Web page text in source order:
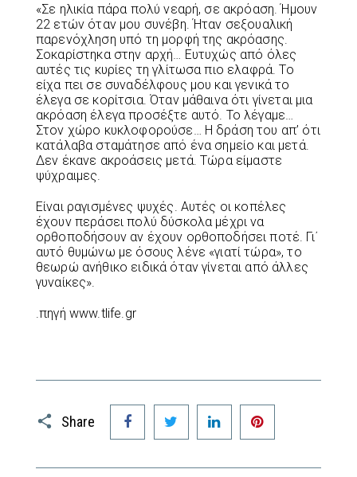
«Σε ηλικία πάρα πολύ νεαρή, σε ακρόαση. Ήμουν
22 ετών όταν μου συνέβη. Ήταν σεξουαλική
παρενόχληση υπό τη μορφή της ακρόασης.
Σοκαρίστηκα στην αρχή… Ευτυχώς από όλες
αυτές τις κυρίες τη γλίτωσα πιο ελαφρά. Το
είχα πει σε συναδέλφους μου και γενικά το
έλεγα σε κορίτσια. Όταν μάθαινα ότι γίνεται μια
ακρόαση έλεγα προσέξτε αυτό. Το λέγαμε…
Στον χώρο κυκλοφορούσε… Η δράση του απ’ ότι
κατάλαβα σταμάτησε από ένα σημείο και μετά.
Δεν έκανε ακροάσεις μετά. Τώρα είμαστε
ψύχραιμες.
Είναι ραγισμένες ψυχές. Αυτές οι κοπέλες
έχουν περάσει πολύ δύσκολα μέχρι να
ορθοποδήσουν αν έχουν ορθοποδήσει ποτέ. Γι΄
αυτό θυμώνω με όσους λένε «γιατί τώρα», το
θεωρώ ανήθικο ειδικά όταν γίνεται από άλλες
γυναίκες».
.πηγή www.tlife.gr
Share
Facebook Twitter LinkedIn